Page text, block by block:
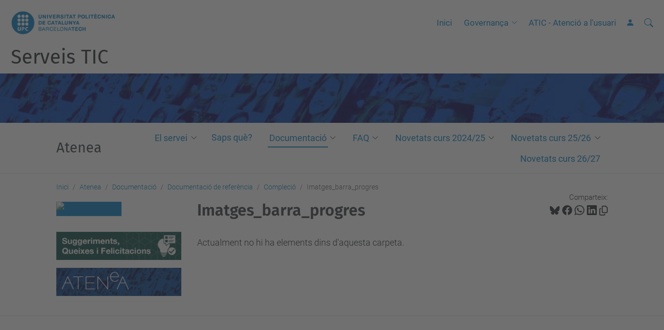
Inici Governança ATIC - Atenció a l'usuari Cerca
C
a
Serveis TIC
Atenea
El servei Saps què? Documentació FAQ Novetats curs 2024/25
Novetats curs 25/26
Novetats curs 26/27
Inici Atenea Documentació Documentació de referència Compleció Imatges_barra_progres
Comparteix:
Imatges_barra_progres
Actualment no hi ha elements dins d'aquesta carpeta.